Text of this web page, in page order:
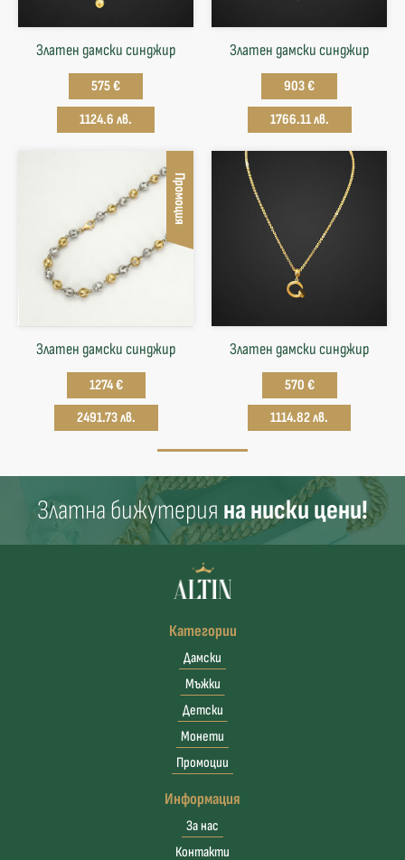
Златен дамски синджир
575 €
1124.6 лв.
Златен дамски синджир
903 €
1766.11 лв.
Промоция
Златен дамски синджир
1274 €
2491.73 лв.
Златен дамски синджир
570 €
1114.82 лв.
Златна бижутерия на ниски цени!
Категории
Дамски
Мъжки
Детски
Монети
Промоции
Информация
За нас
Контакти